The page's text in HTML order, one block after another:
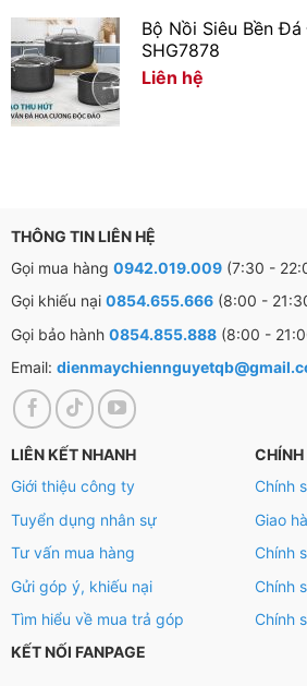
Lòng nồi hợp kim nhôm phủ lớp
nấu cơm chín ngon, hạn chế dính
Bộ Nồi Siêu Bền
SHG7878
Liên hệ
THÔNG TIN LIÊN HỆ
Gọi mua hàng 0942.019.009 (7:30 -
Gọi khiếu nại 0854.655.666 (8:00 -
Gọi bảo hành 0854.855.888 (8:00 -
Email:
LIÊN KẾT NHANH
Giới thiệu công ty
Tuyển dụng nhân sự
Tư vấn mua hàng
Gửi góp ý, khiếu nại
Tìm hiểu về mua trả góp
Chính
Giao
Chính
Chính
Chính
KẾT NỐI FANPAGE